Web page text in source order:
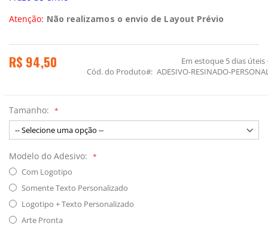
Atenção: Não realizamos o envio de Layout Prévio
R$ 94,50 Em estoque 5 dias úteis
Cód. do Produto
ADESIVO-RESINADO-
Tamanho:
Modelo do Adesivo:
Com Logotipo
Somente Texto Personalizado
Logotipo + Texto Personalizado
Arte Pronta